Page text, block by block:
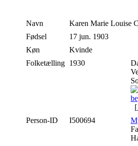
Navn Karen Marie Louise
Fødsel
17 jun. 1903
Køn
Kvinde
Folketælling 1930
[
Person-ID
I500694